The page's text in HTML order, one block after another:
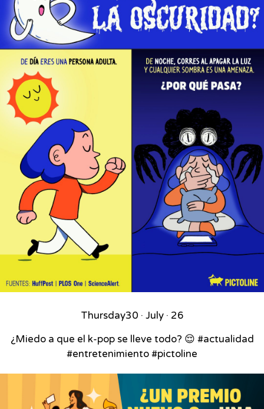
Thursday30 · July · 26
¿Miedo a que el k-pop se lleve todo? 😌 #actualidad
#entretenimiento #pictoline